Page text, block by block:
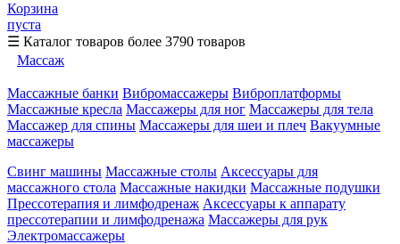
Корзина
пуста
☰ Каталог товаров более 3790 товаров
Массаж
Массажные банки Вибромассажеры Виброплатформы
Массажные кресла Массажеры для ног Массажеры для тела
Массажер для спины Массажеры для шеи и плеч Вакуумные
массажеры
Свинг машины Массажные столы Аксессуары для
массажного стола Массажные накидки Массажные подушки
Прессотерапия и лимфодренаж Аксессуары к аппарату
прессотерапии и лимфодренажа Массажеры для рук
Электромассажеры